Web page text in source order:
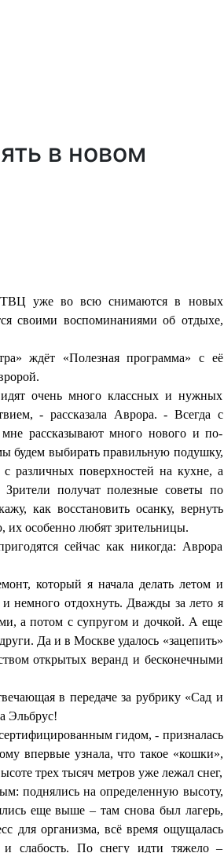
в новом
ТВЦ уже во всю снимаются в новых
своими воспоминаниями об отдыхе,
ждёт «Полезная программа» с её
очень много классных и нужных
- рассказала Аврора. - Всегда с
рассказывают много нового и по-
будем выбирать правильную подушку,
различных поверхностей на кухне, а
получат полезные советы по
как восстановить осанку, вернуть
их особенно любят зрительницы.
сейчас как никогда: Аврора
который я начала делать летом и
немного отдохнуть. Дважды за лето я
а потом с супругом и дочкой. А еще
Да и в Москве удалось «зацепить»
открытых веранд и бесконечными
в передаче за рубрику «Сад и
Эльбрус!
гидом, - призналась
впервые узнала, что такое «кошки»,
трех тысяч метров уже лежал снег,
поднялись на определенную высоту,
еще выше – там снова был лагерь,
для организма, всё время ощущалась
и слабость. По снегу идти тяжело –